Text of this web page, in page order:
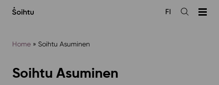
sisältöön
Open
FI
Home» Soihtu Asuminen
Soihtu Asuminen